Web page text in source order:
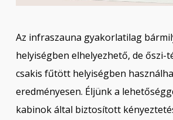
Az infraszauna gyakorlatilag
helyiségben elhelyezhető, de őszi-
csakis fűtött helyiségben
eredményesen. Éljünk a
kabinok által biztosított